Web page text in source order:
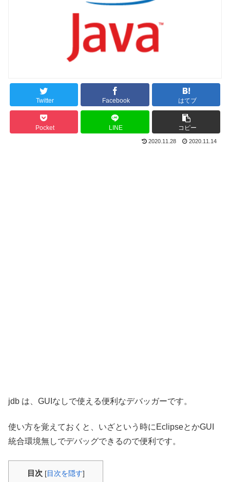
Twitter Facebook はてブ
Pocket LINE コピー
2020.11.28 2020.11.14
jdb は、GUIなしで使える便利なデバッガーです。
使い方を覚えておくと、いざという時にEclipseとかGUI
統合環境無しでデバッグできるので便利です。
目次 [目次を隠す]